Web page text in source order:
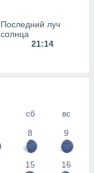
Последний луч
солнца
21:14
сб
вс
8 9
15 16